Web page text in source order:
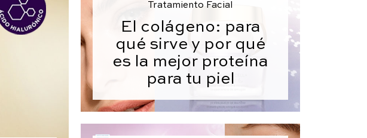
Tratamiento Facial
El colágeno: para
qué sirve y por qué
es la mejor proteína
para tu piel